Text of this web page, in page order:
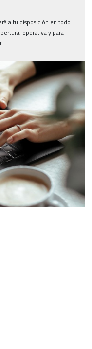
a tu disposición en todo
operativa y para